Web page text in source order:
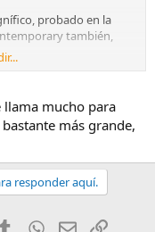
probado en la
también,
llama mucho para
más grande,
responder aquí.
Tumblr WhatsApp
EmailEnlace